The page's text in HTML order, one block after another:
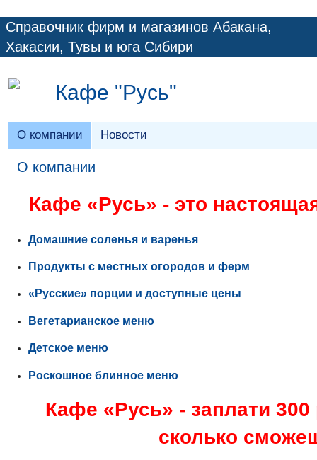
Справочник фирм и магазинов Абакана,
Хакасии, Тувы и юга Сибири
Кафе "Русь"
О компании Новости
О компании
Кафе «Русь» - это
Домашние соленья и варенья
Продукты с местных огородов и ферм
«Русские» порции и доступные цены
Вегетарианское меню
Детское меню
Роскошное блинное меню
Кафе «Русь» - заплати
сколько